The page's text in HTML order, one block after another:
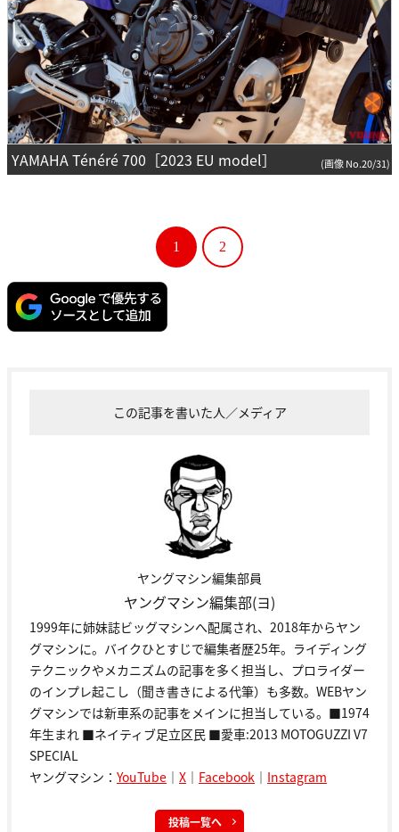
YAMAHA Ténéré 700［2023 EU model］ (画像 No.20/31)
1 2
この記事を書いた人／メディア
ヤングマシン編集部員
ヤングマシン編集部(ヨ)
1999年に姉妹誌ビッグマシンへ配属され、2018年からヤン
グマシンに。バイクひとすじで編集者歴25年。ライディング
テクニックやメカニズムの記事を多く担当し、プロライダー
のインプレ起こし（聞き書きによる代筆）も多数。WEBヤン
グマシンでは新車系の記事をメインに担当している。■1974
年生まれ ■ネイティブ足立区民 ■愛車:2013 MOTOGUZZI V7
SPECIAL
ヤングマシン： YouTube ｜ X ｜ Facebook ｜ Instagram
投稿一覧へ